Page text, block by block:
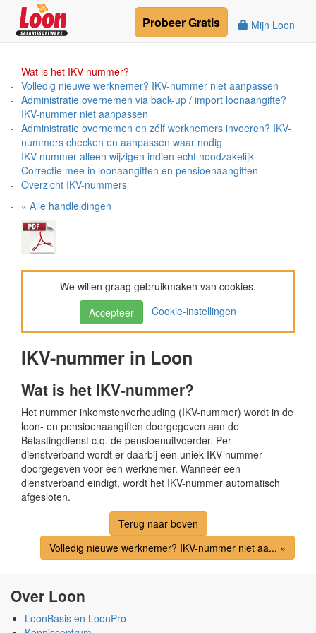
Mijn Loon
ProbeerGratis
Wat is het IKV-nummer?
Volledig nieuwe werknemer? IKV-nummer niet aanpassen
Administratie overnemen via back-up / import loonaangifte?
IKV-nummer niet aanpassen
Administratie overnemen en zélf werknemers invoeren? IKV-
nummers checken en aanpassen waar nodig
IKV-nummer alleen wijzigen indien echt noodzakelijk
Correctie mee in loonaangiften en pensioenaangiften
Overzicht IKV-nummers
« Alle handleidingen
We willen graag gebruikmaken van cookies.
Accepteer
Cookie-instellingen
IKV-nummer in Loon
Wat is het IKV-nummer?
Het nummer inkomstenverhouding (IKV-nummer) wordt in de
loon- en pensioenaangiften doorgegeven aan de
Belastingdienst c.q. de pensioenuitvoerder. Per
dienstverband wordt er daarbij een uniek IKV-nummer
doorgegeven voor een werknemer. Wanneer een
dienstverband eindigt, wordt het IKV-nummer automatisch
afgesloten.
Terug naar boven
Volledig nieuwe werknemer? IKV-nummer niet aa... »
Over Loon
LoonBasis en LoonPro